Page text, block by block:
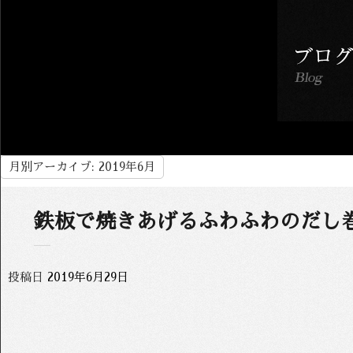
月別アーカイブ: 2019年6月
鉄板で焼きあげるふわふわのだし
投稿日 2019年6月29日